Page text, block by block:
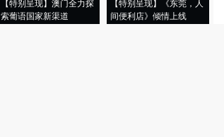
【特别呈现】澳门全力探
索葡语国家新渠道
【特别呈现】《东莞，人
间便利店》倾情上线